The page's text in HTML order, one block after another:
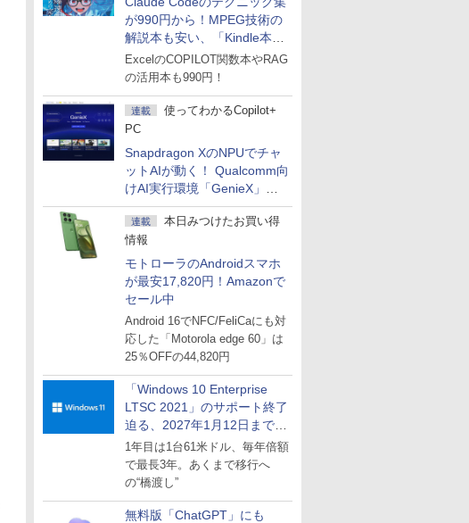
が990円から！MPEG技術の
解説本も安い、「Kindle本サ
マーセール」第2弾開始！
ExcelのCOPILOT関数本やRAG
の活用本も990円！
連載
使ってわかるCopilot+
PC
Snapdragon XのNPUでチャ
ットAIが動く！ Qualcomm向
けAI実行環境「GenieX」を
試してみた
連載
本日みつけたお買い得
情報
モトローラのAndroidスマホ
が最安17,820円！Amazonで
セール中
Android 16でNFC/FeliCaにも対
応した「Motorola edge 60」は
25％OFFの44,820円
「Windows 10 Enterprise
LTSC 2021」のサポート終了
迫る、2027年1月12日まで
～ESUは9月1日から販売
1年目は1台61米ドル、毎年倍額
で最長3年。あくまで移行へ
の“橋渡し”
無料版「ChatGPT」にも